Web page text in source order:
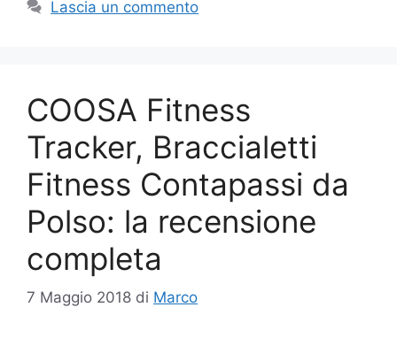
Lascia un commento
COOSA Fitness
Tracker, Braccialetti
Fitness Contapassi da
Polso: la recensione
completa
7 Maggio 2018 di Marco